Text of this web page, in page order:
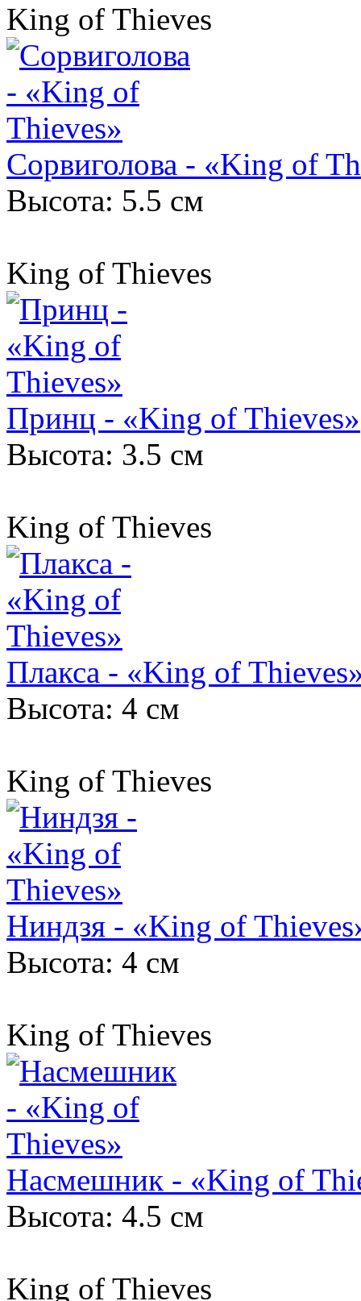
King of Thieves
Сорвиголова - «King of
Высота: 5.5 см
King of Thieves
Принц - «King of Thieves»
Высота: 3.5 см
King of Thieves
Плакса - «King of
Высота: 4 см
King of Thieves
Ниндзя - «King of
Высота: 4 см
King of Thieves
Насмешник - «King of
Высота: 4.5 см
King of Thieves